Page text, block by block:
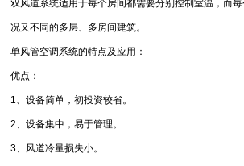
双风道系统适用于每个房间都需要分别控制室温，而
况又不同的多层、多房间建筑。
单风管空调系统的特点及应用：
优点：
1、设备简单，初投资较省。
2、设备集中，易于管理。
3、风道冷量损失小。